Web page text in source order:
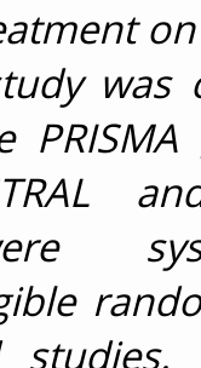
was
studies.